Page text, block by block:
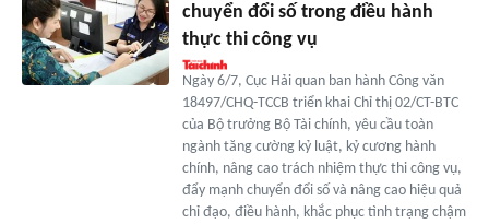
chuyển đổi số trong điều hành
thực thi công vụ
Ngày 6/7, Cục Hải quan ban hành Công văn
18497/CHQ-TCCB triển khai Chỉ thị 02/CT-BTC
của Bộ trưởng Bộ Tài chính, yêu cầu toàn
ngành tăng cường kỷ luật, kỷ cương hành
chính, nâng cao trách nhiệm thực thi công vụ,
đẩy mạnh chuyển đổi số và nâng cao hiệu quả
chỉ đạo, điều hành, khắc phục tình trạng chậm